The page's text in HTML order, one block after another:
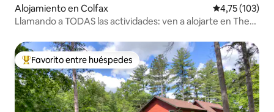
Alojamiento en Colfax Calificación
4,75 (103)
Llamando a TODAS las actividades: ven a alojarte en The
Favorito entre los huéspedes más destacados
Favorito entre huéspedes